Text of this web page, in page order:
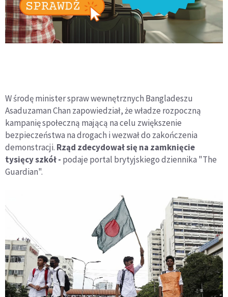
W środę minister spraw wewnętrznych Bangladeszu
Asaduzaman Chan zapowiedział, że władze rozpoczną
kampanię społeczną mającą na celu zwiększenie
bezpieczeństwa na drogach i wezwał do zakończenia
demonstracji. Rząd zdecydował się na zamknięcie
tysięcy szkół - podaje portal brytyjskiego dziennika "The
Guardian".